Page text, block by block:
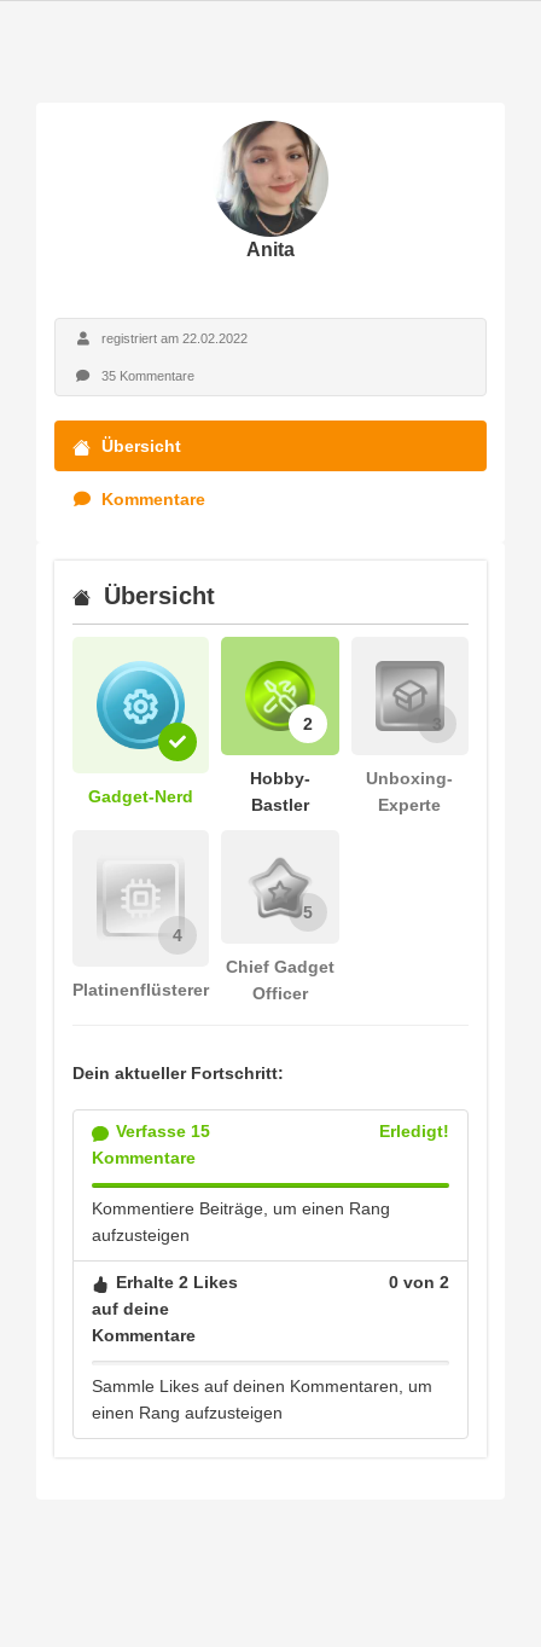
Anita
registriert am 22.02.2022
35 Kommentare
Übersicht
Kommentare
Übersicht
Gadget-Nerd
2
Hobby-
Bastler
3
Unboxing-
Experte
4
Platinenflüsterer
5
Chief Gadget
Officer
Dein aktueller Fortschritt:
Verfasse 15
Kommentare
Erledigt!
Kommentiere Beiträge, um einen Rang
aufzusteigen
Erhalte 2 Likes
auf deine
Kommentare
0 von 2
Sammle Likes auf deinen Kommentaren, um
einen Rang aufzusteigen